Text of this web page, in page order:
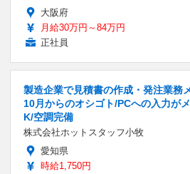
大阪府
月給30万円～84万円
正社員
製造企業で見積書の作成・発注業務
10月からのオシゴト/PCへの入力が
K/空調完備
株式会社ホットスタッフ小牧
愛知県
時給1,750円